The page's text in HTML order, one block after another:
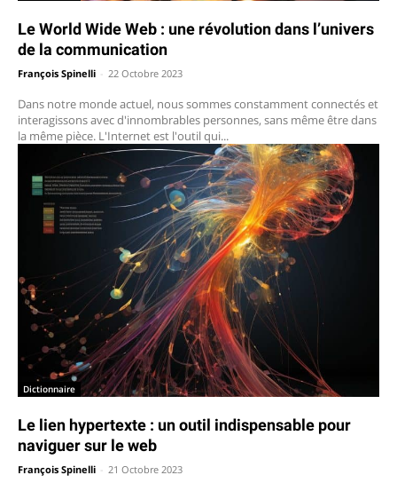
Le World Wide Web : une révolution dans l’univers
de la communication
François Spinelli 22 Octobre 2023
Dans notre monde actuel, nous sommes constamment connectés et
interagissons avec d'innombrables personnes, sans même être dans
la même pièce. L'Internet est l'outil qui...
Dictionnaire
Le lien hypertexte : un outil indispensable pour
naviguer sur le web
François Spinelli 21 Octobre 2023